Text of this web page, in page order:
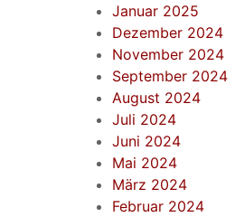
Januar 2025
Dezember 2024
November 2024
September 2024
August 2024
Juli 2024
Juni 2024
Mai 2024
März 2024
Februar 2024